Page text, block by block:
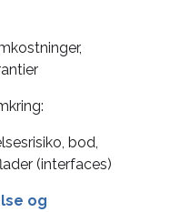
bod,
(interfaces)
og